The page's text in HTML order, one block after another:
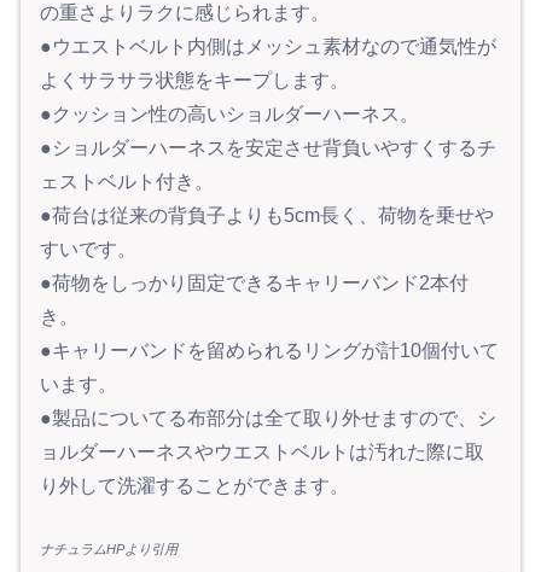
の重さよりラクに感じられます。
●ウエストベルト内側はメッシュ素材なので通気性が
よくサラサラ状態をキープします。
●クッション性の高いショルダーハーネス。
●ショルダーハーネスを安定させ背負いやすくするチ
ェストベルト付き。
●荷台は従来の背負子よりも5cm長く、荷物を乗せや
すいです。
●荷物をしっかり固定できるキャリーバンド2本付
き。
●キャリーバンドを留められるリングが計10個付いて
います。
●製品についてる布部分は全て取り外せますので、シ
ョルダーハーネスやウエストベルトは汚れた際に取
り外して洗濯することができます。
ナチュラムHPより引用